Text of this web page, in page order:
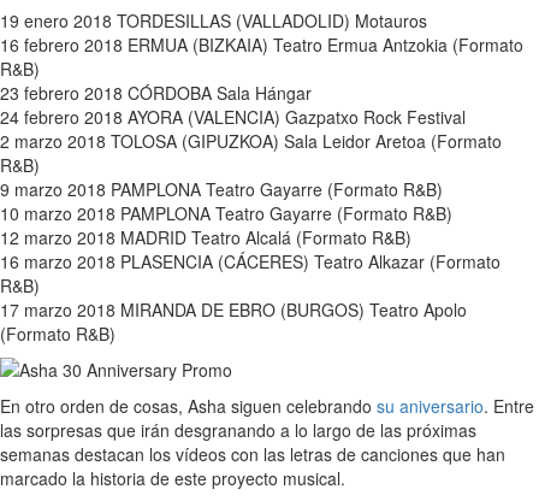
19 enero 2018 TORDESILLAS (VALLADOLID) Motauros
16 febrero 2018 ERMUA (BIZKAIA) Teatro Ermua Antzokia (Formato
R&B)
23 febrero 2018 CÓRDOBA Sala Hángar
24 febrero 2018 AYORA (VALENCIA) Gazpatxo Rock Festival
2 marzo 2018 TOLOSA (GIPUZKOA) Sala Leidor Aretoa (Formato
R&B)
9 marzo 2018 PAMPLONA Teatro Gayarre (Formato R&B)
10 marzo 2018 PAMPLONA Teatro Gayarre (Formato R&B)
12 marzo 2018 MADRID Teatro Alcalá (Formato R&B)
16 marzo 2018 PLASENCIA (CÁCERES) Teatro Alkazar (Formato
R&B)
17 marzo 2018 MIRANDA DE EBRO (BURGOS) Teatro Apolo
(Formato R&B)
En otro orden de cosas, Asha siguen celebrando su aniversario. Entre
las sorpresas que irán desgranando a lo largo de las próximas
semanas destacan los vídeos con las letras de canciones que han
marcado la historia de este proyecto musical.